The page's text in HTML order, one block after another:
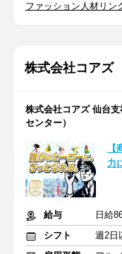
ファッション人材リン
株式会社コア
株式会社コアズ 仙台
センター）
力
給与
日給
シフト
週2日